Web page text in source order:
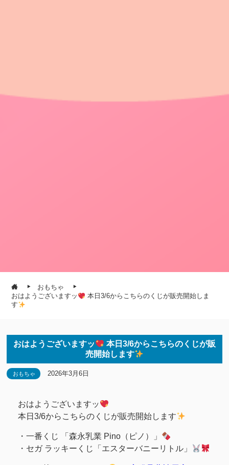
おもちゃ
おはようございますッ
本日3/6からこちらのくじが販売開始しま
す
おはようございますッ
本日3/6からこちらのくじが販
売開始します
おもちゃ 2026年3月6日
おはようございますッ
本日3/6からこちらのくじが販売開始します
・一番くじ 「森永乳業 Pino（ピノ）」
・セガ ラッキーくじ「エスターバニーリトル」